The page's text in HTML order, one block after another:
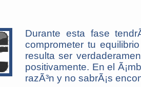
Durante esta fase
comprometer tu
resulta ser
positivamente. En el
razÃ³n y no sabrÃ¡s